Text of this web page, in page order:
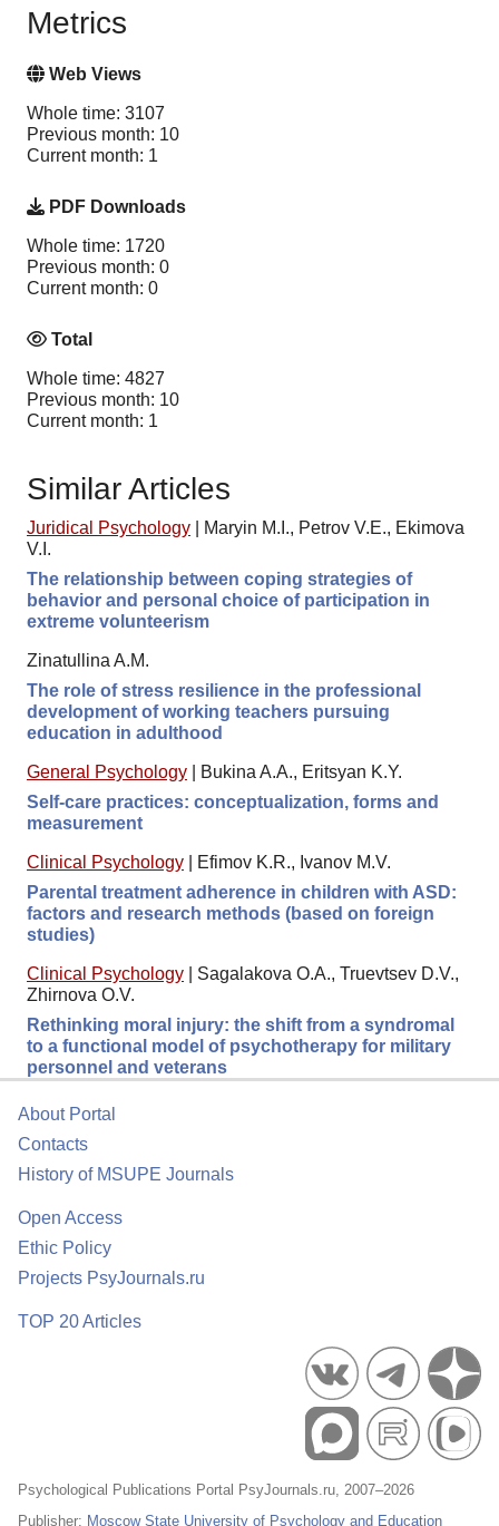
Metrics
Web Views
Whole time: 3107
Previous month: 10
Current month: 1
PDF Downloads
Whole time: 1720
Previous month: 0
Current month: 0
Total
Whole time: 4827
Previous month: 10
Current month: 1
Similar Articles
Juridical Psychology
Maryin M.I., Petrov V.E., Ekimova
V.I.
The relationship between coping strategies of
behavior and personal choice of participation in
extreme volunteerism
Zinatullina A.M.
The role of stress resilience in the professional
development of working teachers pursuing
education in adulthood
General Psychology
Bukina A.A., Eritsyan K.Y.
Self-care practices: conceptualization, forms and
measurement
Clinical Psychology
Efimov K.R., Ivanov M.V.
Parental treatment adherence in children with ASD:
factors and research methods (based on foreign
studies)
Clinical Psychology
Sagalakova O.A., Truevtsev D.V.,
Zhirnova O.V.
Rethinking moral injury: the shift from a syndromal
to a functional model of psychotherapy for military
personnel and veterans
About Portal
Contacts
History of MSUPE Journals
Open Access
Ethic Policy
Projects PsyJournals.ru
TOP 20 Articles
Psychological Publications Portal PsyJournals.ru, 2007–2026
Publisher: Moscow State University of Psychology and Education